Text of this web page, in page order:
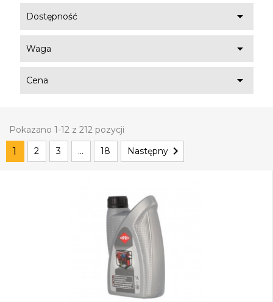
Dostępność 
Waga 
Cena 
Pokazano 1-12 z 212 pozycji
1 2 3 … 18 Następny 